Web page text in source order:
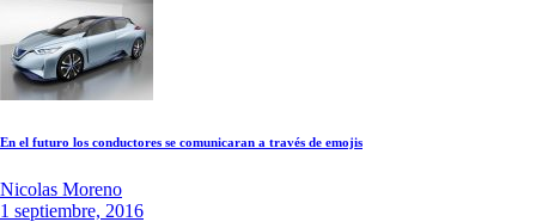
En el futuro los conductores se comunicaran a través de emojis
Nicolas Moreno
1 septiembre, 2016